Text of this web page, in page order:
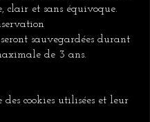
clair et sans équivoque.
seront sauvegardées durant
de 3 ans.
cookies utilisées et leur